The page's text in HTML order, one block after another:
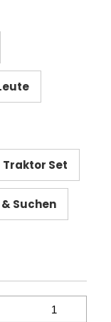
Traktor Set
Suchen